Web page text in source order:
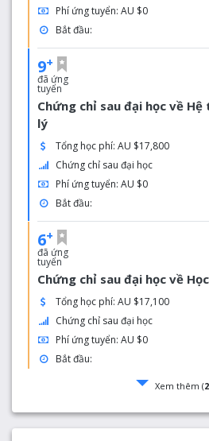
Phí ứng tuyển: AU $0
Bắt đầu:
9+
đã ứng
tuyển
Chứng chỉ sau đại học về
lý
Tổng học phí: AU $17,800
Chứng chỉ sau đại học
Phí ứng tuyển: AU $0
Bắt đầu:
6+
đã ứng
tuyển
Chứng chỉ sau đại học về
Tổng học phí: AU $17,100
Chứng chỉ sau đại học
Phí ứng tuyển: AU $0
Bắt đầu:
Xem thêm (